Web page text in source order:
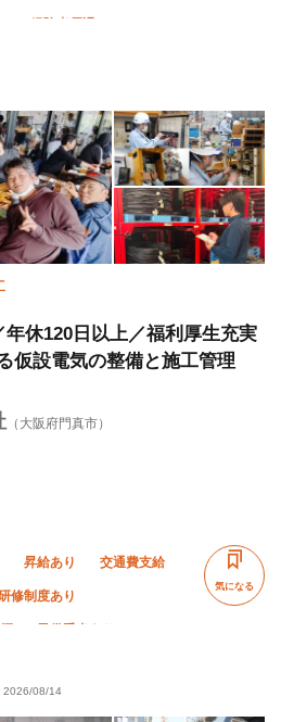
休120日以上／福利厚生充実
仮設電気の整備と施工管理
（大阪府門真市）
昇給あり 交通費支給
修制度あり
子供手当あり
年末年始休暇
気になる
2026/08/14